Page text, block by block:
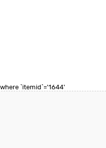
`itemid`='1644'